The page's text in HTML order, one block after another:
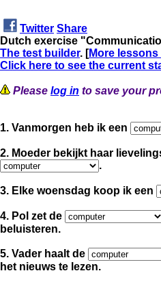
Twitter Share
Dutch exercise
The test builder. [More
Click here to see the current
Please log in to save your
1. Vanmorgen heb ik een
2. Moeder bekijkt haar
.
3. Elke woensdag koop ik een
4. Pol zet de
beluisteren.
5. Vader haalt de
het nieuws te lezen.